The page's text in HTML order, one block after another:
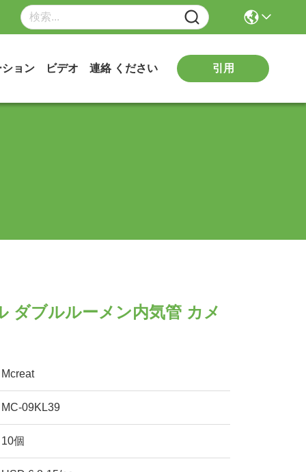
ション ビデオ 連絡 ください 引用
ダブルルーメン内気管 カメ
Mcreat
MC-09KL39
10個